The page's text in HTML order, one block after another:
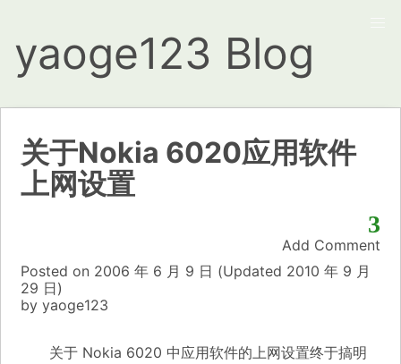
yaoge123 Blog
关于Nokia 6020应用软件
上网设置
3
Add Comment
Posted on 2006 年 6 月 9 日 (Updated 2010 年 9 月
29 日)
by yaoge123
关于 Nokia 6020 中应用软件的上网设置终于搞明